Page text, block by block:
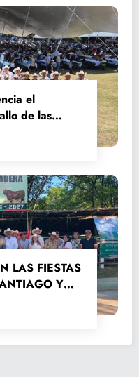
el
de las
Ana
LAS FIESTAS
Y